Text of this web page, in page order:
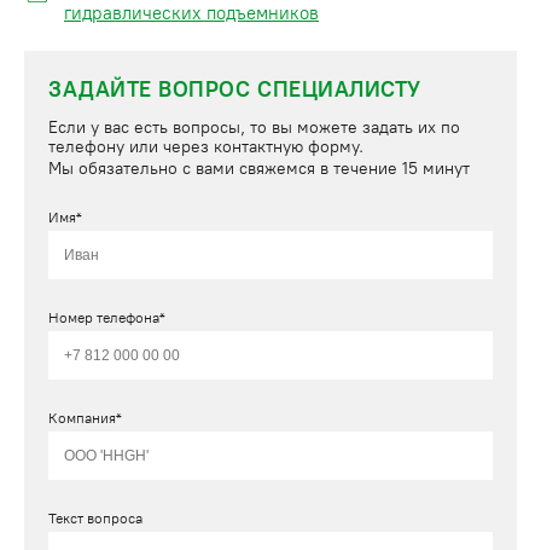
гидравлических подъемников
ЗАДАЙТЕ ВОПРОС СПЕЦИАЛИСТУ
Если у вас есть вопросы, то вы можете задать их по
телефону или через контактную форму.
Мы обязательно с вами свяжемся в течение 15 минут
Имя*
Номер телефона*
Компания*
Текст вопроса